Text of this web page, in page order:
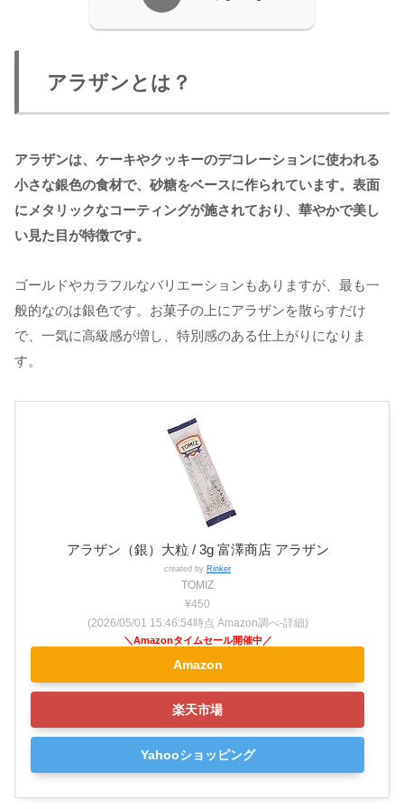
アラザンとは？
アラザンは、ケーキやクッキーのデコレーションに使われる
小さな銀色の食材で、砂糖をベースに作られています。表面
にメタリックなコーティングが施されており、華やかで美し
い見た目が特徴です。
ゴールドやカラフルなバリエーションもありますが、最も一
般的なのは銀色です。お菓子の上にアラザンを散らすだけ
で、一気に高級感が増し、特別感のある仕上がりになりま
す。
アラザン（銀）大粒 / 3g 富澤商店 アラザン
created by Rinker
TOMIZ
¥450
(2026/05/01 15:46:54時点 Amazon調べ-詳細)
Amazon
楽天市場
Yahooショッピング